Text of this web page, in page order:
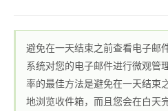
避免在一天结束之前查看电子邮
系统对您的电子邮件进行微观管
率的最佳方法是避免在一天结束
地浏览收件箱，而且您会在白天